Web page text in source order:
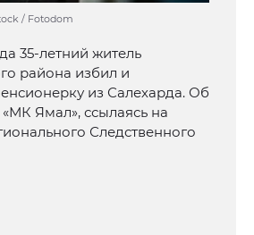
/ Fotodom
35-летний житель
района избил и
из Салехарда. Об
Ямал», ссылаясь на
Следственного